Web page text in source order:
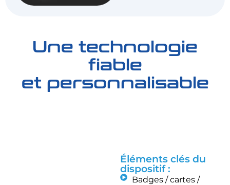
Une technologie
fiable
et personnalisable
Éléments clés du
dispositif :
Badges / cartes /